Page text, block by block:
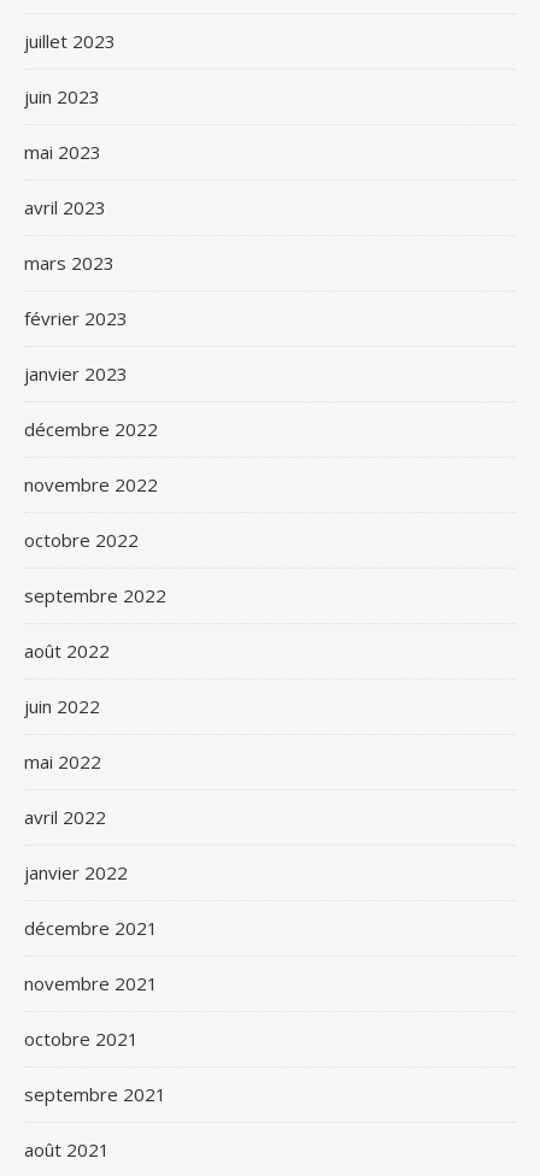
juillet 2023
juin 2023
mai 2023
avril 2023
mars 2023
février 2023
janvier 2023
décembre 2022
novembre 2022
octobre 2022
septembre 2022
août 2022
juin 2022
mai 2022
avril 2022
janvier 2022
décembre 2021
novembre 2021
octobre 2021
septembre 2021
août 2021